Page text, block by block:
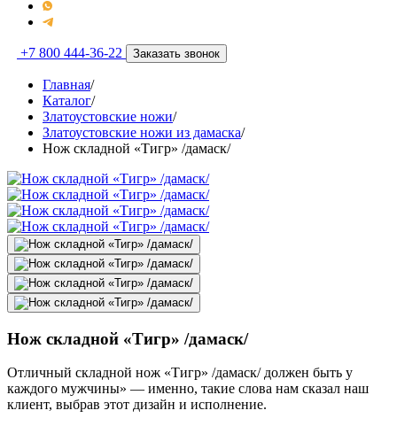
+7 800 444-36-22 Заказать звонок
Главная/
Каталог/
Златоустовские ножи/
Златоустовские ножи из дамаска/
Нож складной «Тигр» /дамаск/
Нож складной «Тигр» /дамаск/
Отличный складной нож «Тигр» /дамаск/ должен быть у
каждого мужчины» — именно, такие слова нам сказал наш
клиент, выбрав этот дизайн и исполнение.